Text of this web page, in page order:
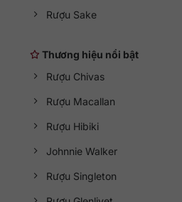
Rượu Sake
Thương hiệu nổi bật
Rượu Chivas
Rượu Macallan
Rượu Hibiki
Johnnie Walker
Rượu Singleton